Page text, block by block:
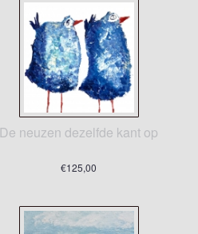
De neuzen dezelfde kant op
€125,00